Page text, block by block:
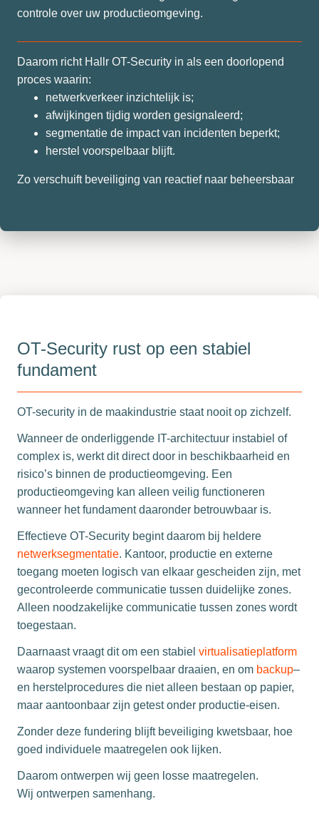
controle over uw productieomgeving.
Daarom richt Hallr OT-Security in als een doorlopend
proces waarin:
netwerkverkeer inzichtelijk is;
afwijkingen tijdig worden gesignaleerd;
segmentatie de impact van incidenten beperkt;
herstel voorspelbaar blijft.
Zo verschuift beveiliging van reactief naar beheersbaar
OT-Security rust op een stabiel
fundament
OT-security in de maakindustrie staat nooit op zichzelf.
Wanneer de onderliggende IT-architectuur instabiel of
complex is, werkt dit direct door in beschikbaarheid en
risico’s binnen de productieomgeving. Een
productieomgeving kan alleen veilig functioneren
wanneer het fundament daaronder betrouwbaar is.
Effectieve OT-Security begint daarom bij heldere
netwerksegmentatie. Kantoor, productie en externe
toegang moeten logisch van elkaar gescheiden zijn, met
gecontroleerde communicatie tussen duidelijke zones.
Alleen noodzakelijke communicatie tussen zones wordt
toegestaan.
Daarnaast vraagt dit om een stabiel virtualisatieplatform
waarop systemen voorspelbaar draaien, en om backup–
en herstelprocedures die niet alleen bestaan op papier,
maar aantoonbaar zijn getest onder productie-eisen.
Zonder deze fundering blijft beveiliging kwetsbaar, hoe
goed individuele maatregelen ook lijken.
Daarom ontwerpen wij geen losse maatregelen.
Wij ontwerpen samenhang.